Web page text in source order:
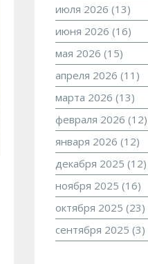
июля 2026 (13)
июня 2026 (16)
мая 2026 (15)
апреля 2026 (11)
марта 2026 (13)
февраля 2026 (12)
января 2026 (12)
декабря 2025 (12)
ноября 2025 (16)
октября 2025 (23)
сентября 2025 (3)